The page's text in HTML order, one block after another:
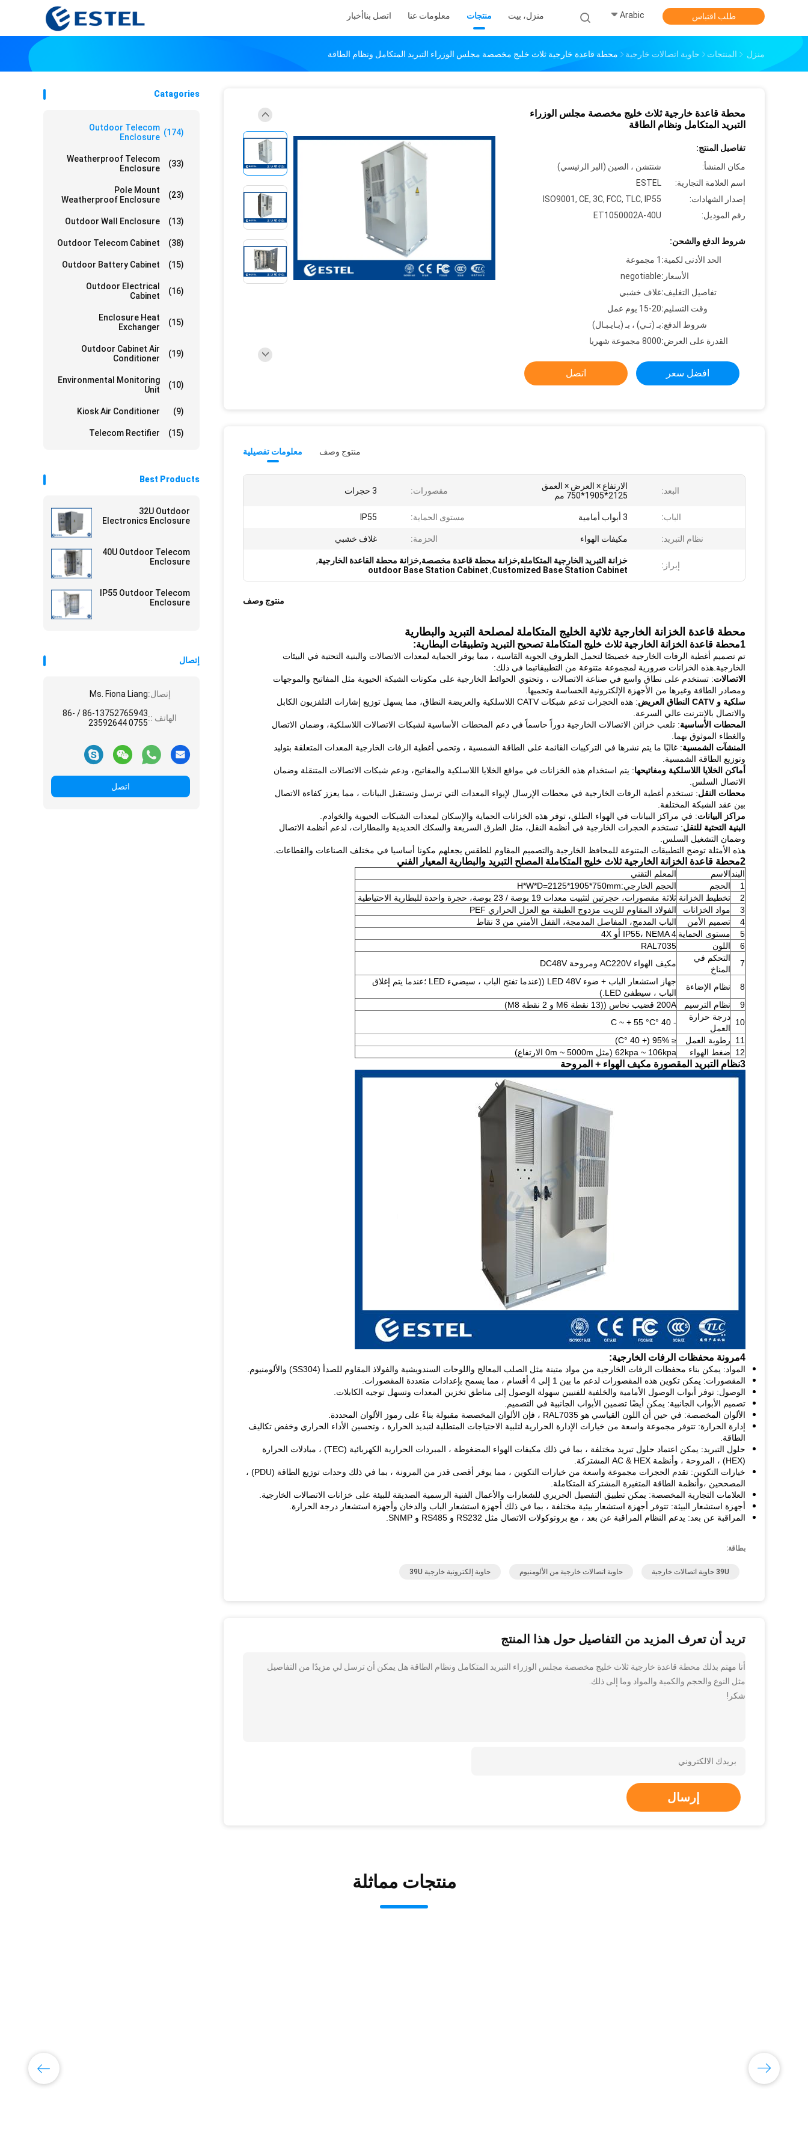
منزل، بيت منتجات معلومات عنا اتصل بناأخبار Arabic طلب اقتباس
منزل المنتجات حاوية اتصالات خارجية محطة قاعدة خارجية ثلاث خليج مخصصة مجلس الوزراء التبريد المتكامل ونظام الطاقة
Catagories
Outdoor Telecom
Enclosure
(174)
Weatherproof Telecom
Enclosure
(33)
Pole Mount
Weatherproof Enclosure
(23)
Outdoor Wall Enclosure (13)
Outdoor Telecom Cabinet (38)
Outdoor Battery Cabinet (15)
Outdoor Electrical
Cabinet
(16)
Enclosure Heat
Exchanger
(15)
Outdoor Cabinet Air
Conditioner
(19)
Environmental Monitoring
Unit
(10)
Kiosk Air Conditioner (9)
Telecom Rectifier (15)
Best Products
32U Outdoor
Electronics Enclosure
40U Outdoor Telecom
Enclosure
IP55 Outdoor Telecom
Enclosure
إتصال
إتصال:Ms. Fiona Liang
الهاتف ::
86-13752765943 / 86-
0755 23592644
اتصل
محطة قاعدة خارجية ثلاث خليج مخصصة مجلس الوزراء
التبريد المتكامل ونظام الطاقة
تفاصيل المنتج:
مكان المنشأ:
شنتشن ، الصين (البر الرئيسي)
اسم العلامة التجارية:
ESTEL
إصدار الشهادات:
ISO9001, CE, 3C, FCC, TLC, IP55
رقم الموديل:
ET1050002A-40U
شروط الدفع والشحن:
الحد الأدنى لكمية: 1 مجموعة
الأسعار:negotiable
تفاصيل التغليف:غلاف خشبي
وقت التسليم:15-20 يوم عمل
شروط الدفع:بـ (تـي) ، بـ (بـايـبـال)
القدرة على العرض:8000 مجموعة شهريا
افضل سعر اتصل
معلومات تفصيلية منتوج وصف
البعد:
الارتفاع × العرض × العمق
2125*1905*750 مم
مقصورات: 3 حجرات
الباب: 3 أبواب أمامية مستوى الحماية: IP55
نظام التبريد: مكيفات الهواء الحزمة: غلاف خشبي
إبراز: خزانة التبريد الخارجية المتكاملة,خزانة محطة قاعدة مخصصة,خزانة محطة القاعدة الخارجية,
Customized Base Station Cabinet
,
outdoor Base Station Cabinet
منتوج وصف
محطة قاعدة الخزانة الخارجية ثلاثية الخليج المتكاملة لمصلحة التبريد والبطارية
1محطة قاعدة الخزانة الخارجية ثلاث خليج المتكاملة تصحيح التبريد وتطبيقات البطارية:
تم تصميم أغطية الرفات الخارجية خصيصًا لتحمل الظروف الجوية القاسية ، مما يوفر الحماية لمعدات الاتصالات والبنية التحتية في البيئات
الخارجية.هذه الخزانات ضرورية لمجموعة متنوعة من التطبيقاتبما في ذلك:
الاتصالات: تستخدم على نطاق واسع في صناعة الاتصالات ، وتحتوي الحوائط الخارجية على مكونات الشبكة الحيوية مثل المفاتيح والموجهات
ومصادر الطاقة وغيرها من الأجهزة الإلكترونية الحساسة وتحميها.
سلكية و CATV النطاق العريض
: هذه الحجرات تدعم شبكات CATV اللاسلكية والعريضة النطاق، مما يسهل توزيع إشارات التلفزيون الكابل
والاتصال بالإنترنت عالي السرعة.
المحطات الأساسية: تلعب خزائن الاتصالات الخارجية دوراً حاسماً في دعم المحطات الأساسية لشبكات الاتصالات اللاسلكية، وضمان الاتصال
والغطاء الموثوق بهما.
المنشآت الشمسية: غالبًا ما يتم نشرها في التركيبات القائمة على الطاقة الشمسية ، وتحمي أغطية الرفات الخارجية المعدات المتعلقة بتوليد
وتوزيع الطاقة الشمسية.
أماكن الخلايا اللاسلكية ومفاتيحها: يتم استخدام هذه الخزانات في مواقع الخلايا اللاسلكية والمفاتيح، ودعم شبكات الاتصالات المتنقلة وضمان
الاتصال السلس.
محطات النقل: تستخدم أغطية الرفات الخارجية في محطات الإرسال لإيواء المعدات التي ترسل وتستقبل البيانات ، مما يعزز كفاءة الاتصال
بين عقد الشبكة المختلفة.
مراكز البيانات: في مراكز البيانات في الهواء الطلق، توفر هذه الخزانات الحماية والإسكان لمعدات الشبكات الحيوية والخوادم.
البنية التحتية للنقل: تستخدم الحجرات الخارجية في أنظمة النقل، مثل الطرق السريعة والسكك الحديدية والمطارات، لدعم أنظمة الاتصال
وضمان التشغيل السلس.
هذه الأمثلة توضح التطبيقات المتنوعة للمحافظ الخارجية.والتصميم المقاوم للطقس يجعلهم مكونا أساسيا في مختلف الصناعات والقطاعات.
2محطة قاعدة الخزانة الخارجية ثلاث خليج المتكاملة المصلح التبريد والبطارية المعيار الفني
البند الاسم
المعلم التقني
1
الحجم
الحجم الخارجي:H*W*D=2125*1905*750mm
2
تخطيط الخزانة ثلاثة مقصورات، حجرتين لتثبيت معدات 19 بوصة / 23 بوصة، حجرة واحدة للبطارية الاحتياطية
3
مواد الخزانات
الفولاذ المقاوم للزيت مزدوج الطبقة مع العزل الحراري PEF
4
تصميم الأمن
الباب المدمج، المفاصل المدمجة، القفل الأمني من 3 نقاط
5
مستوى الحماية IP55، NEMA 4 أو 4X
6
اللون
RAL7035
7
التحكم في
المناخ
مكيف الهواء AC220V ومروحة DC48V
8 نظام الإضاءة
جهاز استشعار الباب + ضوء LED 48V ((عندما تفتح الباب ، سيضيء LED ؛عندما يتم إغلاق
الباب ، سيطفئ LED.)
9
نظام الترسيم
200A قضيب نحاس ((13 نقطة M6 و 2 نقطة M8)
10
درجة حرارة
العمل
- 40 °C ~ + 55 °C
11
رطوبة العمل
≤ 95% (+ 40 °C)
12
ضغط الهواء 62kpa ~ 106kpa (مثل 0m ~ 5000m الارتفاع)
3نظام التبريد المقصورة مكيف الهواء + المروحة
4مرونة محفظات الرفات الخارجية:
المواد: يمكن بناء محفظات الرفات الخارجية من مواد متينة مثل الصلب المعالج واللوحات السندويشية والفولاذ المقاوم للصدأ (SS304) والألومنيوم.
المقصورات: يمكن تكوين هذه المقصورات لدعم ما بين 1 إلى 4 أقسام ، مما يسمح بإعدادات متعددة المقصورات.
الوصول: توفر أبواب الوصول الأمامية والخلفية للفنيين سهولة الوصول إلى مناطق تخزين المعدات وتسهل توجيه الكابلات.
تصميم الأبواب الجانبية: يمكن أيضًا تضمين الأبواب الجانبية في التصميم.
الألوان المخصصة: في حين أن اللون القياسي هو RAL7035 ، فإن الألوان المخصصة مقبولة بناءً على رموز الألوان المحددة.
إدارة الحرارة: تتوفر مجموعة واسعة من خيارات الإدارة الحرارية لتلبية الاحتياجات المتطلبة لتبديد الحرارة ، وتحسين الأداء الحراري وخفض تكاليف
الطاقة.
حلول التبريد: يمكن اعتماد حلول تبريد مختلفة ، بما في ذلك مكيفات الهواء المضغوطة ، المبردات الحرارية الكهربائية (TEC) ، مبادلات الحرارة
(HEX) ، المروحة ، وأنظمة AC & HEX المشتركة.
خيارات التكوين: تقدم الحجرات مجموعة واسعة من خيارات التكوين ، مما يوفر أقصى قدر من المرونة ، بما في ذلك وحدات توزيع الطاقة (PDU) ،
المصححين ،وأنظمة الطاقة المتغيرة المشتركة المتكاملة.
العلامات التجارية المخصصة: يمكن تطبيق التفصيل الحريري للشعارات والأعمال الفنية الرسمية الصديقة للبيئة على خزانات الاتصالات الخارجية.
أجهزة استشعار البيئة: تتوفر أجهزة استشعار بيئية مختلفة ، بما في ذلك أجهزة استشعار الباب والدخان وأجهزة استشعار درجة الحرارة.
المراقبة عن بعد: يدعم النظام المراقبة عن بعد ، مع بروتوكولات الاتصال مثل RS232 و RS485 و SNMP.
بطاقة:
39U حاوية اتصالات خارجية حاوية اتصالات خارجية من الألومنيوم حاوية إلكترونية خارجية 39U
تريد أن تعرف المزيد من التفاصيل حول هذا المنتج
أنا مهتم بذلك محطة قاعدة خارجية ثلاث خليج مخصصة مجلس الوزراء التبريد المتكامل ونظام الطاقة هل يمكن أن ترسل لي مزيدًا من التفاصيل
مثل النوع والحجم والكمية والمواد وما إلى ذلك.
شكر!
إرسال
منتجات مماثلة